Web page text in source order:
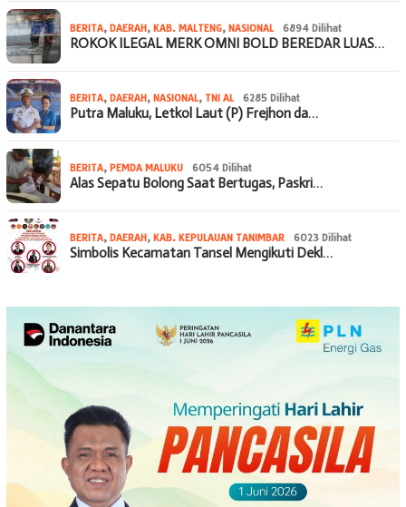
BERITA, DAERAH, KAB. MALTENG, NASIONAL 6894 Dilihat
ROKOK ILEGAL MERK OMNI BOLD BEREDAR LUAS…
BERITA, DAERAH, NASIONAL, TNI AL 6285 Dilihat
Putra Maluku, Letkol Laut (P) Frejhon da…
BERITA, PEMDA MALUKU 6054 Dilihat
Alas Sepatu Bolong Saat Bertugas, Paskri…
BERITA, DAERAH, KAB. KEPULAUAN TANIMBAR 6023 Dilihat
Simbolis Kecamatan Tansel Mengikuti Dekl…